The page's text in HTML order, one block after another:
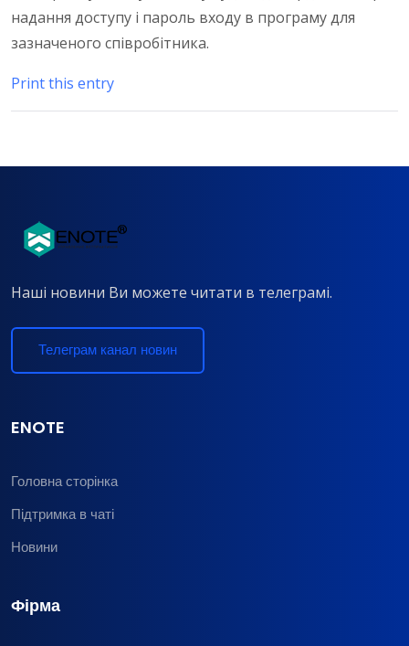
надання доступу і пароль входу в програму для
зазначеного співробітника.
Print this entry
Наші новини Ви можете читати в телеграмі.
Телеграм канал новин
ENOTE
Головна сторінка
Підтримка в чаті
Новини
Фірма